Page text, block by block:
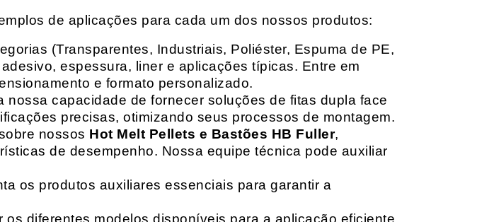
de aplicações para cada um dos nossos produtos:
(Transparentes, Industriais, Poliéster, Espuma de PE,
espessura, liner e aplicações típicas. Entre em
e formato personalizado.
nossa capacidade de fornecer soluções de fitas dupla face
precisas, otimizando seus processos de montagem.
nossos Hot Melt Pellets e Bastões HB Fuller,
de desempenho. Nossa equipe técnica pode auxiliar
os produtos auxiliares essenciais para garantir a
os diferentes modelos disponíveis para a aplicação eficiente